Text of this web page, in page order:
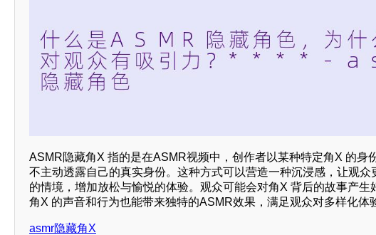
ASMR隐藏角X 指的是在ASMR视频中，创作者以某种特定角X 的身
不主动透露自己的真实身份。这种方式可以营造一种沉浸感，让观众
的情境，增加放松与愉悦的体验。观众可能会对角X 背后的故事产生
角X 的声音和行为也能带来独特的ASMR效果，满足观众对多样化体
asmr隐藏角X